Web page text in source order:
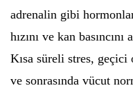
adrenalin gibi
hızını ve kan
Kısa süreli stres,
ve sonrasında vücut